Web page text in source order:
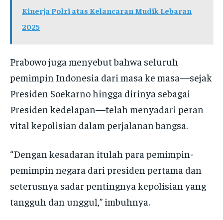
Kinerja Polri atas Kelancaran Mudik Lebaran
2025
Prabowo juga menyebut bahwa seluruh
pemimpin Indonesia dari masa ke masa—sejak
Presiden Soekarno hingga dirinya sebagai
Presiden kedelapan—telah menyadari peran
vital kepolisian dalam perjalanan bangsa.
“Dengan kesadaran itulah para pemimpin-
pemimpin negara dari presiden pertama dan
seterusnya sadar pentingnya kepolisian yang
tangguh dan unggul,” imbuhnya.